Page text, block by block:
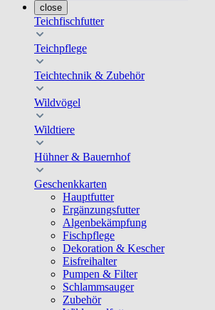
close
Teichfischfutter
Teichpflege
Teichtechnik & Zubehör
Wildvögel
Wildtiere
Hühner & Bauernhof
Geschenkkarten
Hauptfutter
Ergänzungsfutter
Algenbekämpfung
Fischpflege
Dekoration & Kescher
Eisfreihalter
Pumpen & Filter
Schlammsauger
Zubehör